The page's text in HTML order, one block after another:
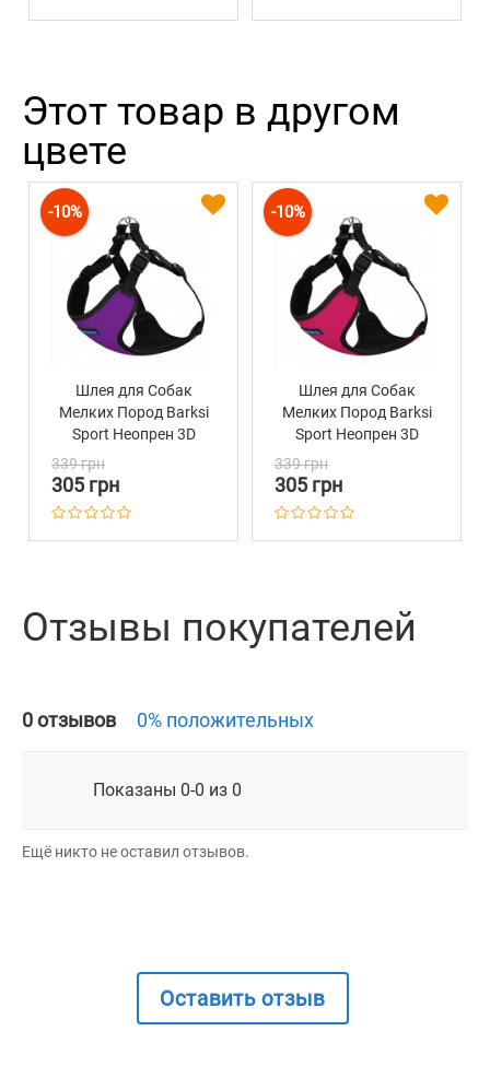
Этот товар в другом
цвете
-10%
Шлея для Собак
Мелких Пород Barksi
Sport Неопрен 3D
Сетка Фиолетовая
339 грн
305 грн
-10%
Шлея для Собак
Мелких Пород Barksi
Sport Неопрен 3D
339 грн
305 грн
Отзывы покупателей
0 отзывов 0% положительных
Показаны 0-0 из 0
Ещё никто не оставил отзывов.
Оставить отзыв